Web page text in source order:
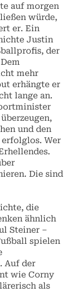
auf morgen
würde,
er. Ein
Justin
der
mehr
erhängte er
lange an.
und den
Wer
Die sind
die
ähnlich
Steiner –
spielen
Auf der
wie Corny
als